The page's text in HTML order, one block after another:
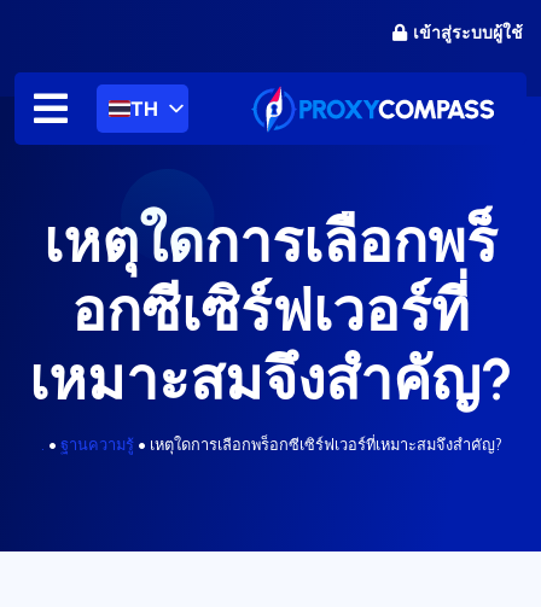
เนื้อหา
เข้าสู่ระบบผู้ใช้
TH
เหตุใดการเลือกพร็
อกซีเซิร์ฟเวอร์ที่
เหมาะสมจึงสำคัญ?
• ฐานความรู้• เหตุใดการเลือกพร็อกซีเซิร์ฟเวอร์ที่เหมาะสมจึงสำคัญ?